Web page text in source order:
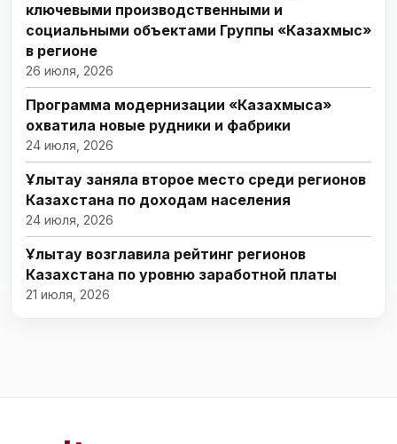
ключевыми производственными и
социальными объектами Группы «Казахмыс»
в регионе
26 июля, 2026
Программа модернизации «Казахмыса»
охватила новые рудники и фабрики
24 июля, 2026
Ұлытау заняла второе место среди регионов
Казахстана по доходам населения
24 июля, 2026
Ұлытау возглавила рейтинг регионов
Казахстана по уровню заработной платы
21 июля, 2026